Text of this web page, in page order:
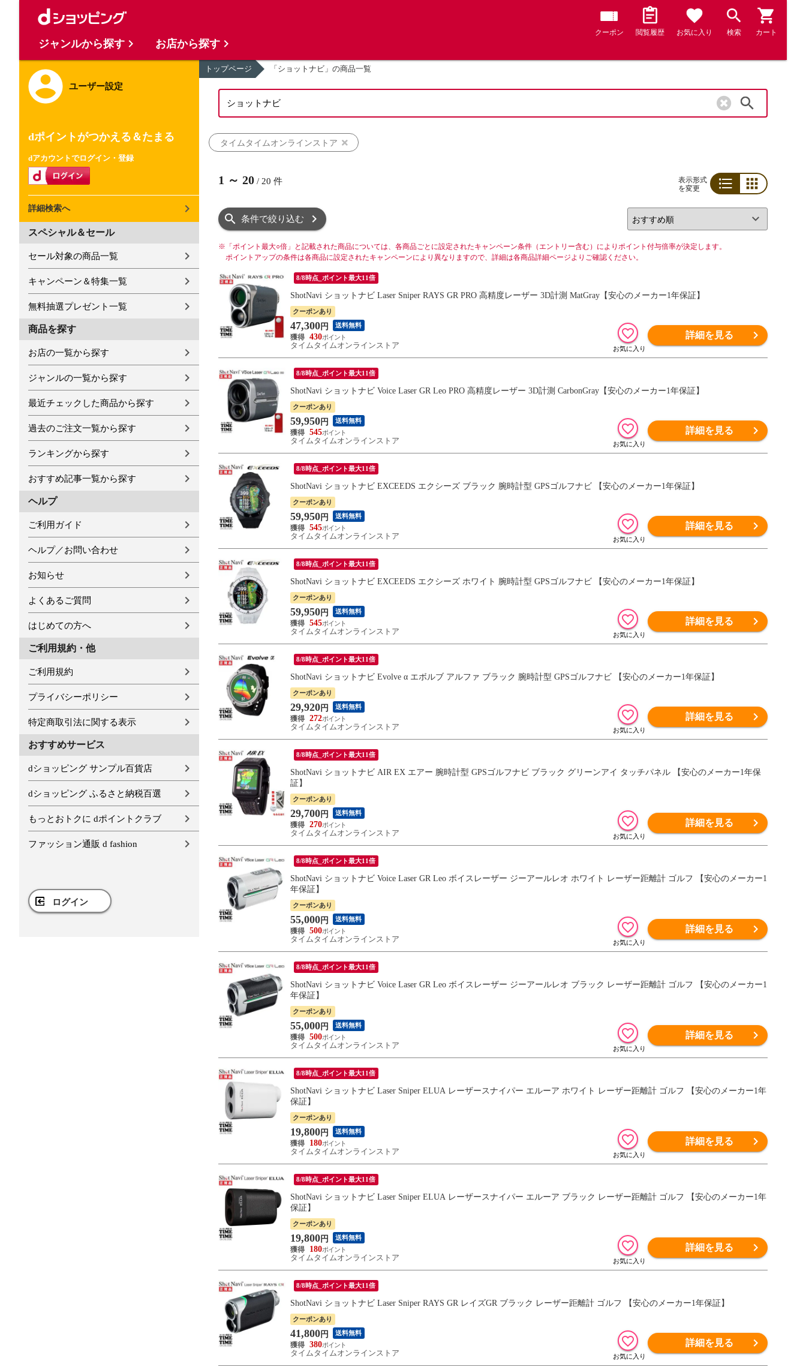
クーポン 閲覧履歴 お気に入り 検索 カート
ユーザー設定
dポイントがつかえる＆たまる
dアカウントでログイン・登録
詳細検索へ
スペシャル＆セール
セール対象の商品一覧
キャンペーン＆特集一覧
無料抽選プレゼント一覧
商品を探す
お店の一覧から探す
ジャンルの一覧から探す
最近チェックした商品から探す
過去のご注文一覧から探す
ランキングから探す
おすすめ記事一覧から探す
ヘルプ
ご利用ガイド
ヘルプ／お問い合わせ
お知らせ
よくあるご質問
はじめての方へ
ご利用規約・他
ご利用規約
プライバシーポリシー
特定商取引法に関する表示
おすすめサービス
dショッピング サンプル百貨店
dショッピング ふるさと納税百選
もっとおトクに dポイントクラブ
ファッション通販 d fashion
ログイン
トップページ 「ショットナビ」の商品一覧
タイムタイムオンラインストア
1 ～ 20 / 20 件
表示形式
を変更
条件で絞り込む
※ 「ポイント最大○倍」と記載された商品については、各商品ごとに設定されたキャンペーン条件（エントリー含む）によりポイント付与倍率が決定します。
ポイントアップの条件は各商品に設定されたキャンペーンにより異なりますので、詳細は各商品詳細ページよりご確認ください。
8/8時点_ポイント最大11倍
ShotNavi ショットナビ Laser Sniper RAYS GR PRO 高精度レーザー 3D計測 MatGray【安心のメーカー1年保証】
クーポンあり
47,300 円 送料無料
430
タイムタイムオンラインストア
詳細を見る
8/8時点_ポイント最大11倍
ShotNavi ショットナビ Voice Laser GR Leo PRO 高精度レーザー 3D計測 CarbonGray【安心のメーカー1年保証】
クーポンあり
59,950 円 送料無料
545
タイムタイムオンラインストア
詳細を見る
8/8時点_ポイント最大11倍
ShotNavi ショットナビ EXCEEDS エクシーズ ブラック 腕時計型 GPSゴルフナビ 【安心のメーカー1年保証】
クーポンあり
59,950 円 送料無料
545
タイムタイムオンラインストア
詳細を見る
8/8時点_ポイント最大11倍
ShotNavi ショットナビ EXCEEDS エクシーズ ホワイト 腕時計型 GPSゴルフナビ 【安心のメーカー1年保証】
クーポンあり
59,950 円 送料無料
545
タイムタイムオンラインストア
詳細を見る
8/8時点_ポイント最大11倍
ShotNavi ショットナビ Evolve α エボルブ アルファ ブラック 腕時計型 GPSゴルフナビ 【安心のメーカー1年保証】
クーポンあり
29,920 円 送料無料
272
タイムタイムオンラインストア
詳細を見る
8/8時点_ポイント最大11倍
ShotNavi ショットナビ AIR EX エアー 腕時計型 GPSゴルフナビ ブラック グリーンアイ タッチパネル 【安心のメーカー1年保
証】
クーポンあり
29,700 円 送料無料
270
タイムタイムオンラインストア
詳細を見る
8/8時点_ポイント最大11倍
ShotNavi ショットナビ Voice Laser GR Leo ボイスレーザー ジーアールレオ ホワイト レーザー距離計 ゴルフ 【安心のメーカー1
年保証】
クーポンあり
55,000 円 送料無料
500
タイムタイムオンラインストア
詳細を見る
8/8時点_ポイント最大11倍
ShotNavi ショットナビ Voice Laser GR Leo ボイスレーザー ジーアールレオ ブラック レーザー距離計 ゴルフ 【安心のメーカー1
年保証】
クーポンあり
55,000 円 送料無料
500
タイムタイムオンラインストア
詳細を見る
8/8時点_ポイント最大11倍
ShotNavi ショットナビ Laser Sniper ELUA レーザースナイパー エルーア ホワイト レーザー距離計 ゴルフ 【安心のメーカー1年
保証】
クーポンあり
19,800 円 送料無料
180
タイムタイムオンラインストア
詳細を見る
8/8時点_ポイント最大11倍
ShotNavi ショットナビ Laser Sniper ELUA レーザースナイパー エルーア ブラック レーザー距離計 ゴルフ 【安心のメーカー1年
保証】
クーポンあり
19,800 円 送料無料
180
タイムタイムオンラインストア
詳細を見る
8/8時点_ポイント最大11倍
ShotNavi ショットナビ Laser Sniper RAYS GR レイズGR ブラック レーザー距離計 ゴルフ 【安心のメーカー1年保証】
クーポンあり
41,800 円 送料無料
380
タイムタイムオンラインストア
詳細を見る
ジャンルから探す お店から探す